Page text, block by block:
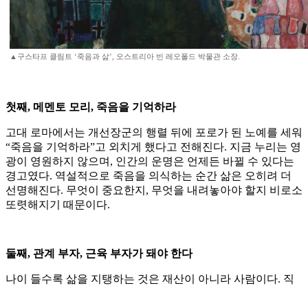
▲구스타프 클림트 ‘죽음과 삶’, 오스트리아 빈 레오폴드 박물관 소장.
첫째, 메멘토 모리, 죽음을 기억하라
고대 로마에서는 개선장군의 행렬 뒤에 포로가 된 노예를 세워
“죽음을 기억하라”고 외치게 했다고 전해진다. 지금 누리는 영
광이 영원하지 않으며, 인간의 운명은 언제든 바뀔 수 있다는
경고였다. 역설적으로 죽음을 의식하는 순간 삶은 오히려 더
선명해진다. 무엇이 중요한지, 무엇을 내려놓아야 할지 비로소
또렷해지기 때문이다.
둘째, 관계 부자, 근육 부자가 돼야 한다
나이 들수록 삶을 지탱하는 것은 재산이 아니라 사람이다. 직